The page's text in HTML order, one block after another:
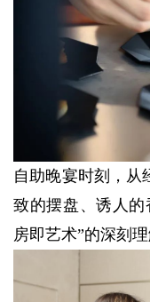
自助晚宴时刻，从
致的摆盘、诱人
房即艺术”的深刻理